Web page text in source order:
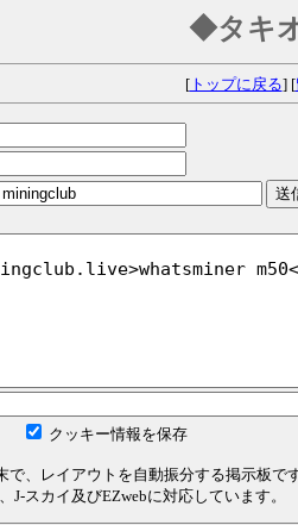
◆タキ
[トップに戻る] [
クッキー情報を保存
で、レイアウトを自動振分する掲示板で
J-スカイ及びEZwebに対応しています。